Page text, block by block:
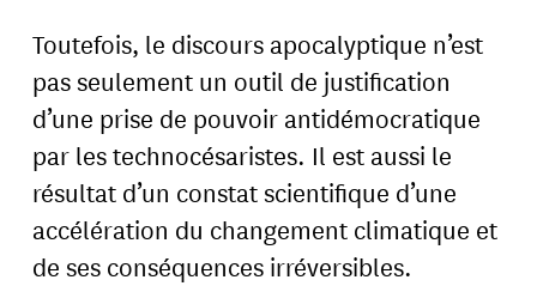
Toutefois, le discours apocalyptique n’est
pas seulement un outil de justification
d’une prise de pouvoir antidémocratique
par les technocésaristes. Il est aussi le
résultat d’un constat scientifique d’une
accélération du changement climatique et
de ses conséquences irréversibles.